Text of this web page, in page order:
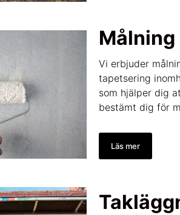
Vi erbjuder
tapetsering
som hjälper dig
bestämt dig för
Läs mer